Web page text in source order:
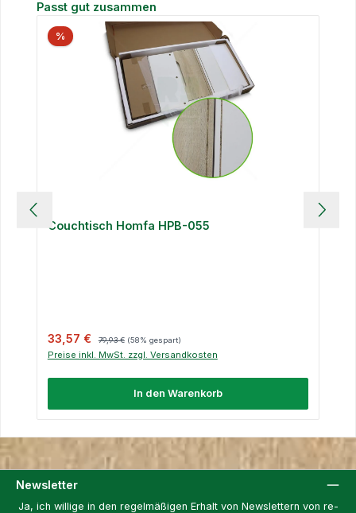
Produktgalerie überspringen
Passt gut zusammen
%
Couchtisch Homfa HPB-055
Verkaufspreis:
33,57 € 79,93 € (58% gespart)
Preise inkl. MwSt. zzgl. Versandkosten
In den Warenkorb
Newsletter
Ja, ich willige in den regelmäßigen Erhalt von Newslettern von re-